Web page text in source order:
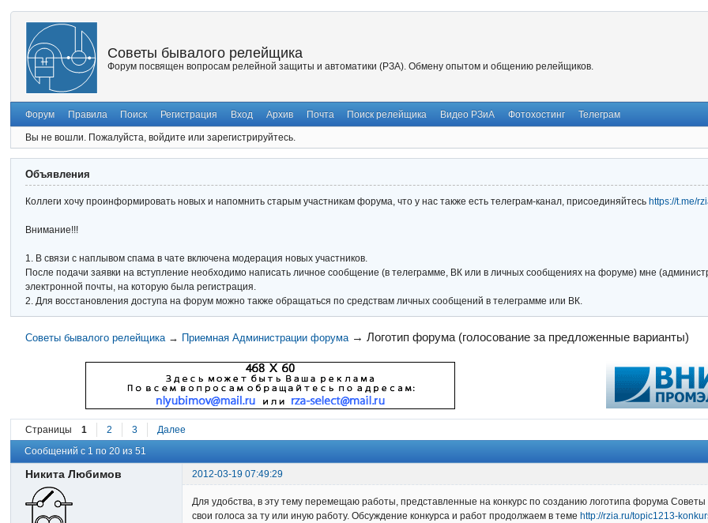
Советы бывалого релейщика
Форум посвящен вопросам релейной защиты и автоматики (РЗА). Обмену опытом и общению релейщиков.
Форум Правила Поиск Регистрация Вход Архив Почта Поиск релейщика Видео РЗиА Фотохостинг Телеграм
Вы не вошли. Пожалуйста, войдите или зарегистрируйтесь.
Объявления
Коллеги хочу проинформировать новых и напомнить старым участникам форума, что у нас также есть телеграм-канал, присоединяйтесь https://t.me/
Внимание!!!
1. В связи с наплывом спама в чате включена модерация новых участников.
После подачи заявки на вступление необходимо написать личное сообщение (в телеграмме, ВК или в личных сообщениях на форуме) мне
электронной почты, на которую была регистрация.
2. Для восстановления доступа на форум можно также обращаться по средствам личных сообщений в телеграмме или ВК.
Советы бывалого релейщика → Приемная Администрации форума → Логотип форума (голосование за предложенные варианты)
Страницы 1 2 3
Далее
Сообщений с 1 по 20 из 51
Никита Любимов 2012-03-19 07:49:29
Для удобства, в эту тему перемещаю работы, представленные на конкурс по созданию логотипа форума
свои голоса за ту или иную работу. Обсуждение конкурса и работ продолжаем в теме http://rzia.ru/topic1213-